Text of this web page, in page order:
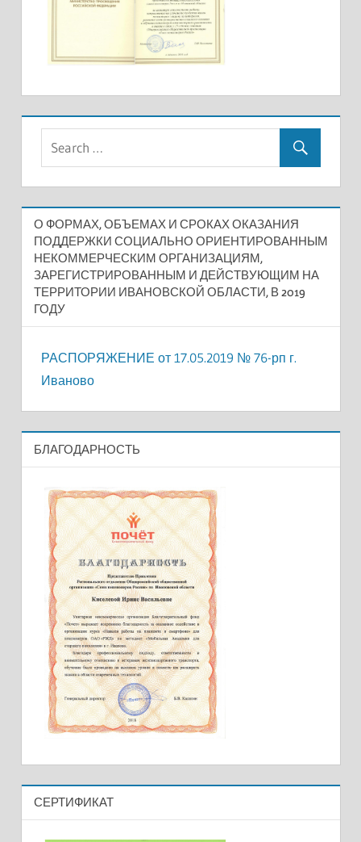
О ФОРМАХ, ОБЪЕМАХ И СРОКАХ ОКАЗАНИЯ
ПОДДЕРЖКИ СОЦИАЛЬНО ОРИЕНТИРОВАННЫМ
НЕКОММЕРЧЕСКИМ ОРГАНИЗАЦИЯМ,
ЗАРЕГИСТРИРОВАННЫМ И ДЕЙСТВУЮЩИМ НА
ТЕРРИТОРИИ ИВАНОВСКОЙ ОБЛАСТИ, В 2019
ГОДУ
РАСПОРЯЖЕНИЕ от 17.05.2019 № 76-рп г.
Иваново
БЛАГОДАРНОСТЬ
СЕРТИФИКАТ